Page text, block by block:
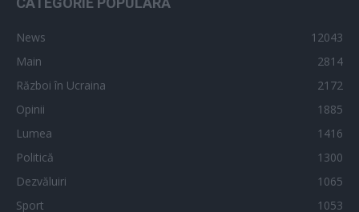
News
12043
Main
2814
Război în Ucraina
2172
Opinii
1885
Lumea
1416
Politică
1300
Dezvăluiri
1065
Sport
1053